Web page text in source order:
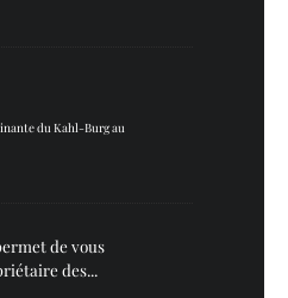
du Kahl-Burg au
de vous
des...